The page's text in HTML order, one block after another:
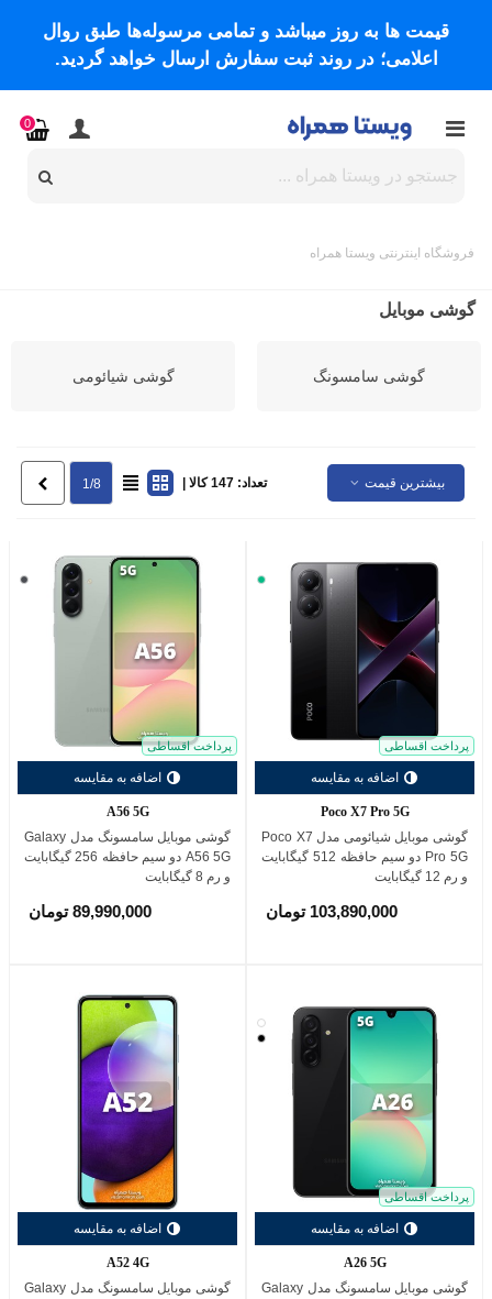
قیمت ها به روز میباشد و تمامی مرسوله‌ها طبق روال
اعلامی؛ در روند ثبت سفارش ارسال خواهد گردید.
0
فروشگاه اینترنتی ویستا همراه
گوشی موبایل
گوشی سامسونگ گوشی شیائومی
بیشترین قیمت تعداد: 147 کالا | 1/8
پرداخت اقساطی
اضافه به مقایسه
سبز
Poco X7 Pro 5G
گوشی موبایل شیائومی مدل Poco X7
Pro 5G دو سیم حافظه 512 گیگابایت
و رم 12 گیگابایت
103,890,000 تومان
پرداخت اقساطی
اضافه به مقایسه
تیره
A56 5G
گوشی موبایل سامسونگ مدل Galaxy
A56 5G دو سیم حافظه 256 گیگابایت
و رم 8 گیگابایت
89,990,000 تومان
پرداخت اقساطی
اضافه به مقایسه
سفید
مشکی
A26 5G
گوشی موبایل سامسونگ مدل Galaxy
اضافه به مقایسه
A52 4G
گوشی موبایل سامسونگ مدل Galaxy